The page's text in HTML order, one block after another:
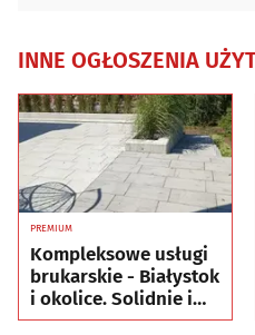
INNE OGŁOSZENIA
PREMIUM
Kompleksowe usługi
brukarskie - Białystok
i okolice. Solidnie i
terminowo.